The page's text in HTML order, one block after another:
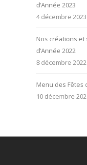
d’Année 2023
4 décembre 2023
Nos créations et
d’Année 2022
8 décembre 2022
Menu des Fêtes
10 décembre